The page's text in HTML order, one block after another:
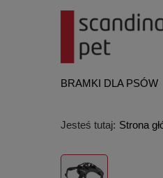
BRAMKI DLA PSÓW
Jesteś tutaj: Strona